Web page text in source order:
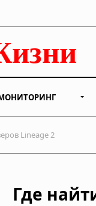
Lineage 2
Где